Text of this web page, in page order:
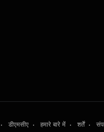
•डीएमसीए •हमारे बारे में •शर्तें•